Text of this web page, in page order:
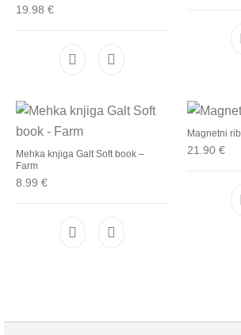
19.98€
Mehka knjiga Galt Soft book –
Farm
8.99€
Magnetni
21.90 €